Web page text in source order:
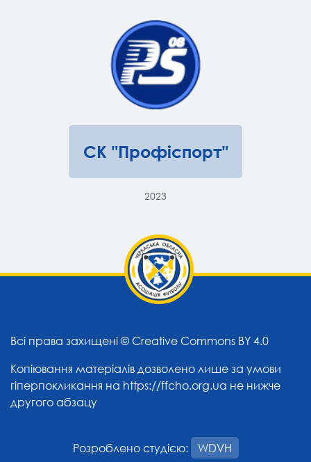
СК "Профіспорт"
2023
Всі права захищені © Creative Commons BY 4.0
Копіювання матеріалів дозволено лише за умови
гіперпокликання на https://ffcho.org.ua не нижче
другого абзацу
Розроблено студією: WDVH